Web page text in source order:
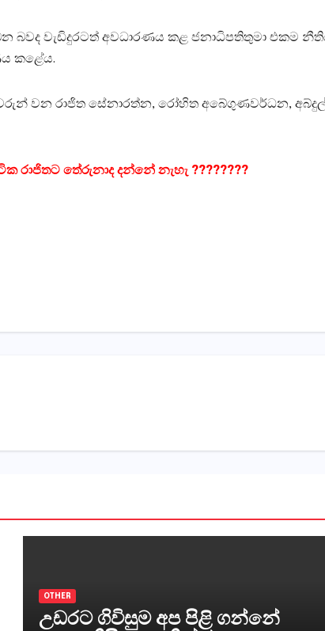
වැඩිදුරටත් අවධාරණය කළ ජනාධිපතිතුමා එකම
කළේය.
වන රාජිත සේනාරත්න, රෝහිත අබේගුණවර්ධන,
රාජිතට තේරුනාද දන්නේ නැහැ ????????
OTHER
උඩරට ගිවිසුම අප පිළි ගන්නේ